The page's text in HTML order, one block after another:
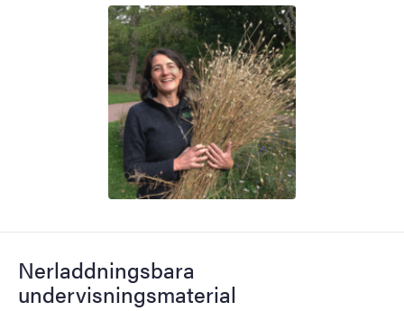
Nerladdningsbara
undervisningsmaterial